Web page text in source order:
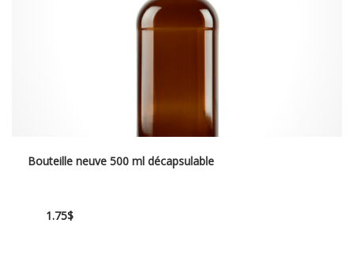
Bouteille neuve 500 ml décapsulable
1.75$